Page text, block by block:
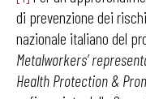
di prevenzione dei
nazionale italiano del
Metalworkers’
Health Protection &